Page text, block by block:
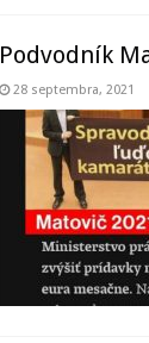
Podvodník
28 septembra, 2021